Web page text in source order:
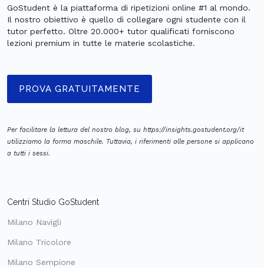
GoStudent è la piattaforma di ripetizioni online #1 al mondo.
Il nostro obiettivo è quello di collegare ogni studente con il
tutor perfetto. Oltre 20.000+ tutor qualificati forniscono
lezioni premium in tutte le materie scolastiche.
PROVA GRATUITAMENTE
Per facilitare la lettura del nostro blog, su https://insights.gostudent.org/it
utilizziamo la forma maschile. Tuttavia, i riferimenti alle persone si applicano
a tutti i sessi.
Centri Studio GoStudent
Milano Navigli
Milano Tricolore
Milano Sempione